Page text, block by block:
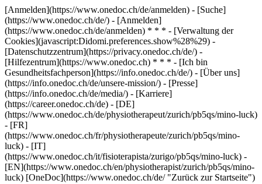
[Anmelden](https://www.onedoc.ch/de/anmelden) - [Suche]
(https://www.onedoc.ch/de/) - [Anmelden]
(https://www.onedoc.ch/de/anmelden) * * * - [Verwaltung der
Cookies](javascript:Didomi.preferences.show%28%29) -
[Datenschutzzentrum](https://privacy.onedoc.ch/de/) -
[Hilfezentrum](https://www.onedoc.ch) * * * - [Ich bin
Gesundheitsfachperson](https://info.onedoc.ch/de/) - [Über uns]
(https://info.onedoc.ch/de/unsere-mission/) - [Presse]
(https://info.onedoc.ch/de/media/) - [Karriere]
(https://career.onedoc.ch/de) - [DE]
(https://www.onedoc.ch/de/physiotherapeut/zurich/pb5qs/mino-luck)
- [FR]
(https://www.onedoc.ch/fr/physiotherapeute/zurich/pb5qs/mino-
luck) - [IT]
(https://www.onedoc.ch/it/fisioterapista/zurigo/pb5qs/mino-luck) -
[EN](https://www.onedoc.ch/en/physiotherapist/zurich/pb5qs/mino-
luck) [OneDoc](https://www.onedoc.ch/de/ "Zurück zur Startseite")